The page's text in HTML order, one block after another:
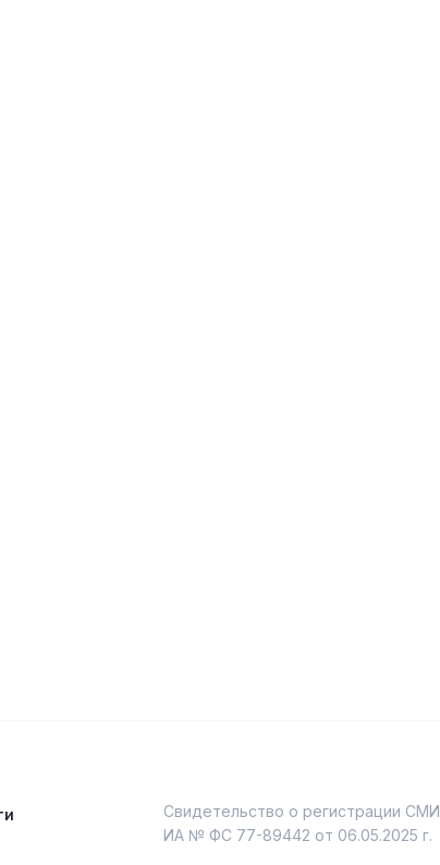
Свидетельство о регистрации СМИ
ИА № ФС 77-89442 от 06.05.2025 г.